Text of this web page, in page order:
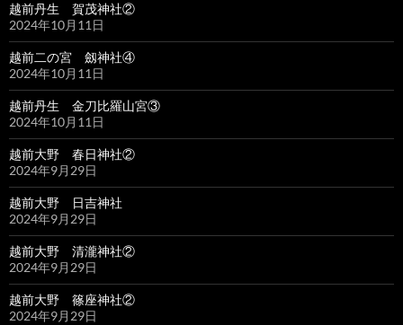
越前丹生 賀茂神社②
2024年10月11日
越前二の宮 劔神社④
2024年10月11日
越前丹生 金刀比羅山宮③
2024年10月11日
越前大野 春日神社②
2024年9月29日
越前大野 日吉神社
2024年9月29日
越前大野 清瀧神社②
2024年9月29日
越前大野 篠座神社②
2024年9月29日